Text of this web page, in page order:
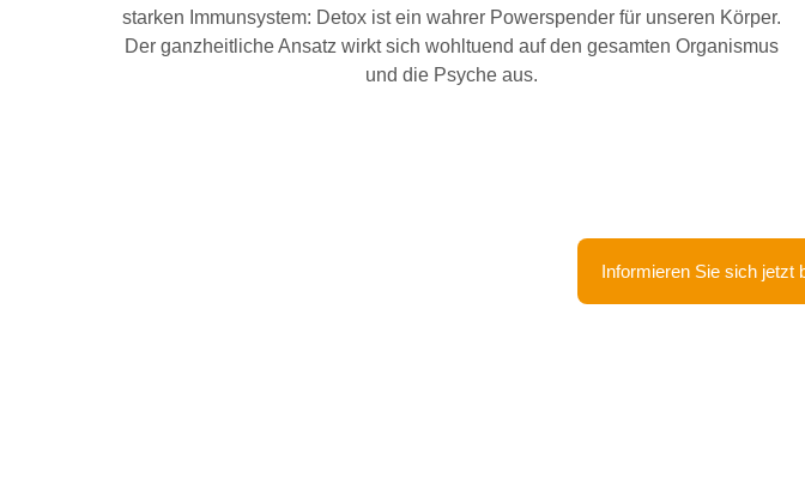
starken Immunsystem: Detox ist ein wahrer Powerspender für unseren Körper.
Der ganzheitliche Ansatz wirkt sich wohltuend auf den gesamten Organismus
und die Psyche aus.
Informieren Sie sich jetzt